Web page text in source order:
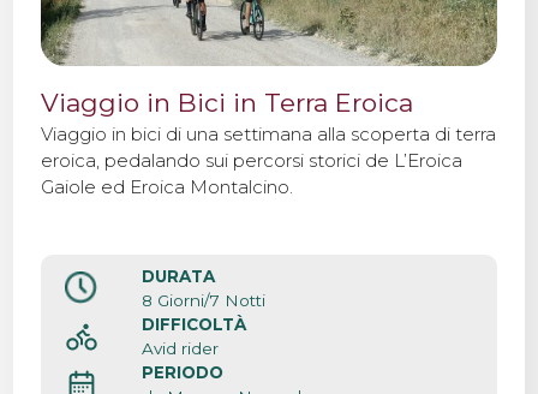
Viaggio in Bici in Terra Eroica
Viaggio in bici di una settimana alla scoperta di terra
eroica, pedalando sui percorsi storici de L’Eroica
Gaiole ed Eroica Montalcino.
DURATA
8 Giorni/7 Notti
DIFFICOLTÀ
Avid rider
PERIODO